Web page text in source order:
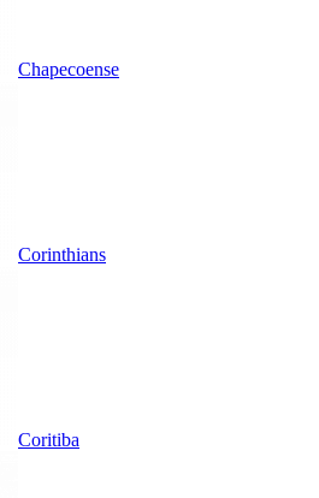
Chapecoense
Corinthians
Coritiba